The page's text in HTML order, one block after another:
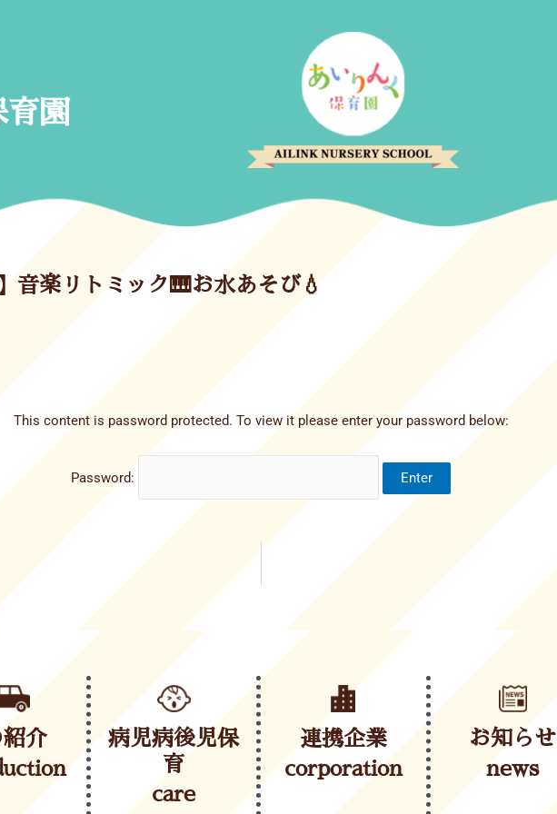
園
音楽リトミック🎹お水あそび💧
This content is password protected. To view it please enter your password below:
Password:
紹介
病児病後児保
育
care
連携企業
corporation
お知らせ
news